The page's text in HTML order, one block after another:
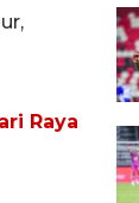
Raya